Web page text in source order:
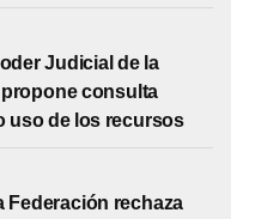
Judicial de la
propone consulta
uso de los recursos
Federación rechaza